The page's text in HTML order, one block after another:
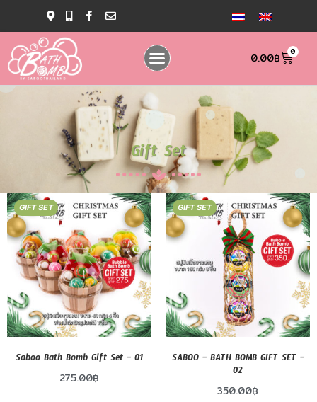
0.00฿ 0
Gift Set
GIFT SET
Saboo Bath Bomb Gift Set – 01
275.00฿
GIFT SET
SABOO – BATH BOMB GIFT SET –
02
350.00฿